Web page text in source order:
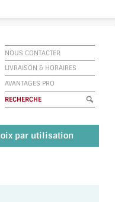
NOUS CONTACTER
LIVRAISON & HORAIRES
AVANTAGES PRO
par utilisation